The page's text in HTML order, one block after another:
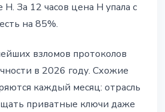
чтения
За 12 часов цена H упала с
на 85%.
взломов протоколов
в 2026 году. Схожие
каждый месяц: отрасль
приватные ключи даже